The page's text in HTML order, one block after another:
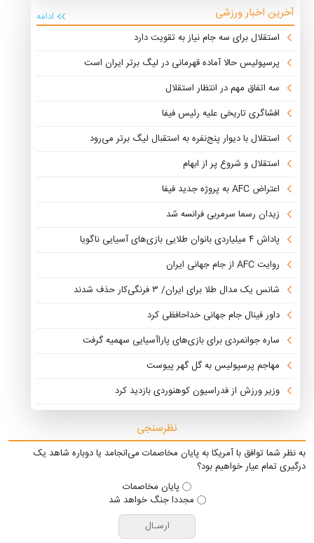
آخرین اخبار ورزشی
ادامه
استقلال برای سه جام نیاز به تقویت دارد
پرسپولیس حالا آماده قهرمانی در لیگ برتر ایران است
سه اتفاق مهم در انتظار استقلال
افشاگری تاریخی علیه رئیس فیفا
استقلال با دیوار پنج‌نفره به استقبال لیگ برتر می‌رود
استقلال و شروع پر از ابهام
اعتراض AFC به پروژه جدید فیفا
زیدان رسما سرمربی فرانسه شد
پاداش ۴ میلیاردی بانوان طلایی بازی‌های آسیایی ناگویا
روایت AFC از جام جهانی ایران
شانس یک مدال طلا برای ایران/ ۳ فرنگی‌کار حذف شدند
داور فینال جام جهانی خداحافظی کرد
ساره جوانمردی برای بازی‌های پاراآسیایی سهمیه گرفت
مهاجم پرسپولیس به گل گهر پیوست
وزیر ورزش از فدراسیون کوهنوردی بازدید کرد
نظرسنجی
به نظر شما توافق با آمریکا به پایان مخاصمات می‌انجامد یا دوباره شاهد یک
درگیری تمام عیار خواهیم بود؟
پایان مخاصمات
مجددا جنگ خواهد شد